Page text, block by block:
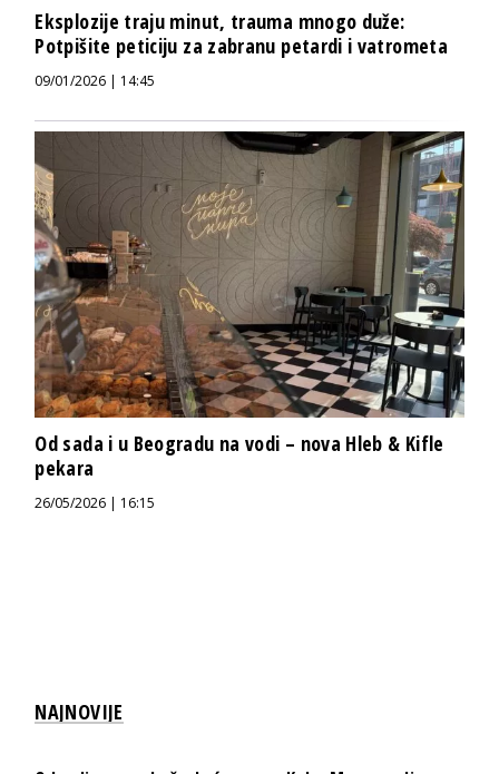
Eksplozije traju minut, trauma mnogo duže:
Potpišite peticiju za zabranu petardi i vatrometa
09/01/2026 | 14:45
Od sada i u Beogradu na vodi – nova Hleb & Kifle
pekara
26/05/2026 | 16:15
NAJNOVIJE